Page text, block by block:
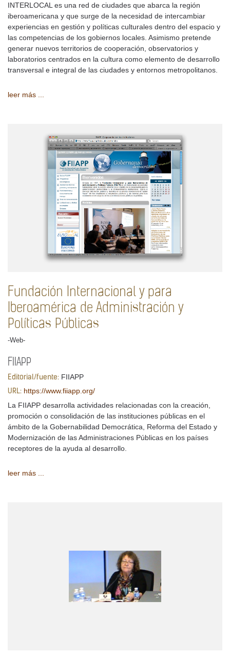
INTERLOCAL es una red de ciudades que abarca la región
iberoamericana y que surge de la necesidad de intercambiar
experiencias en gestión y políticas culturales dentro del espacio y
las competencias de los gobiernos locales. Asimismo pretende
generar nuevos territorios de cooperación, observatorios y
laboratorios centrados en la cultura como elemento de desarrollo
transversal e integral de las ciudades y entornos metropolitanos.
leer más ...
Fundación Internacional y para
Iberoamérica de Administración y
Políticas Públicas
-Web-
FIIAPP
Editorial/fuente: FIIAPP
URL: https://www.fiiapp.org/
La FIIAPP desarrolla actividades relacionadas con la creación,
promoción o consolidación de las instituciones públicas en el
ámbito de la Gobernabilidad Democrática, Reforma del Estado y
Modernización de las Administraciones Públicas en los países
receptores de la ayuda al desarrollo.
leer más ...